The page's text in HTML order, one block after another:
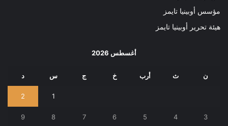
مؤسس أوبينيا تايمز
هيئة تحرير أوبينيا تايمز
أغسطس 2026
ن ث أرب خ ج س د
1
2
3
4
5
6
7
8
9